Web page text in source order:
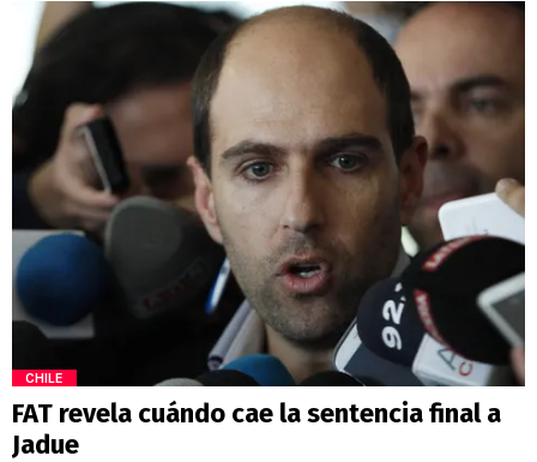
CHILE
FAT revela cuándo cae la sentencia final a
Jadue